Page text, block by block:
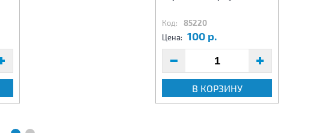
Код: 85220
Цена: 100 р.
В КОРЗИНУ